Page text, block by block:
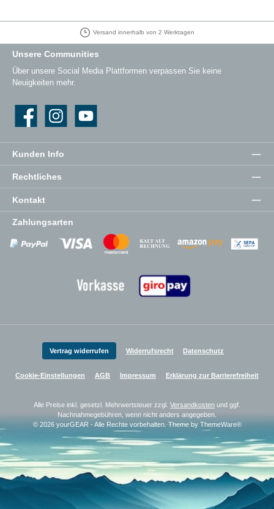
Versand innerhalb von 2 Werktagen
Kunden Info
Rechtliches
Kontakt
Unsere Communities
Über unsere Social Media Plattformen verpassen Sie keine
Neuigkeiten mehr.
Instagram YouTube
Zahlungsarten
Zahlungsanbieter Zahlungsanbieter
Zahlungsanbieter
Vertrag widerrufen Widerrufsrecht Datenschutz
Cookie-Einstellungen AGB Impressum Erklärung zur Barrierefreiheit
Alle Preise inkl. gesetzl. Mehrwertsteuer zzgl. Versandkosten und ggf.
Nachnahmegebühren, wenn nicht anders angegeben.
© 2026 yourGEAR - Alle Rechte vorbehalten. Theme by ThemeWare®